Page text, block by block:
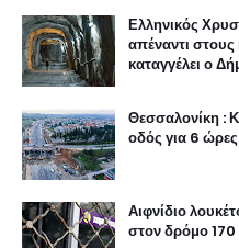
Ελληνικός
απέναντι στους
καταγγέλει ο
Θεσσαλονίκη :
οδός για 6
Αιφνίδιο
στον δρόμο 170